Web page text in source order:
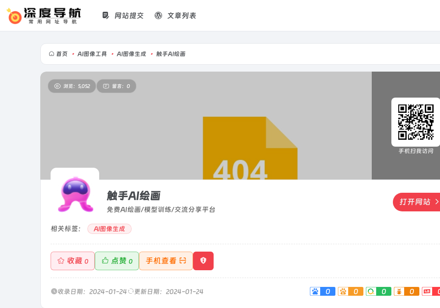
网站提交 文章列表
首页 • AI图像工具 • AI图像生成 • 触手AI绘画
手机扫我访问
浏览：5,052 留言：0
触手AI绘画
免费AI绘画/模型训练/交流分享平台
打开网站
相关标签： AI图像生成
收藏 0 点赞 0 手机查看
收录日期：2024-01-24 更新日期：2024-01-24 0 0 0 0